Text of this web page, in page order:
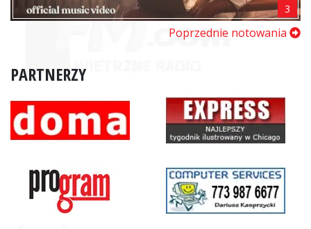
3
Poprzednie notowania
PARTNERZY